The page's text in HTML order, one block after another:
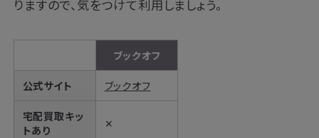
りますので、気をつけて利用しましょう。
ブックオフ
公式サイト ブックオフ
宅配買取キッ
トあり
✕